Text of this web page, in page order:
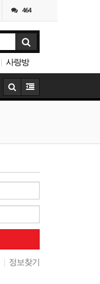
464
사랑방
| 정보찾기